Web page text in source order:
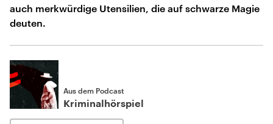
auch merkwürdige Utensilien, die auf schwarze Magie
deuten.
Aus dem Podcast
Kriminalhörspiel